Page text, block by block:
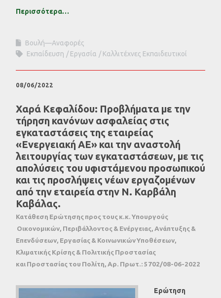
Περισσότερα…
Βουλή—Αναφορές
Εκπαίδευση
Εργασία Καλλιτέχνες Εκπαιδευτικοί
08/06/2022
Χαρά Κεφαλίδου: Προβλήματα με την
τήρηση κανόνων ασφαλείας στις
εγκαταστάσεις της εταιρείας
«Ενεργειακή ΑΕ» και την αναστολή
λειτουργίας των εγκαταστάσεων, με τις
απολύσεις του υφιστάμενου προσωπικού
και τις προσλήψεις νέων εργαζομένων
από την εταιρεία στην Ν. Καρβάλη
Καβάλας.
Κατάθεση Ερώτησης προς τους κ.κ. Υπουργούς
Οικονομικών, Περιβάλλοντος & Ενέργειας, Ανάπτυξης &
Επενδύσεων, Εργασίας & Κοινωνικών Υποθέσεων,
Κλιματικής Κρίσης & Πολιτικής Προστασίας
και Προστασίας του Πολίτη, Αρ. Πρωτ.: 5702/08-06-2022
Ερώτηση